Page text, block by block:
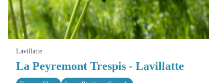
Lavillatte
La Peyremont Trespis - Lavillatte